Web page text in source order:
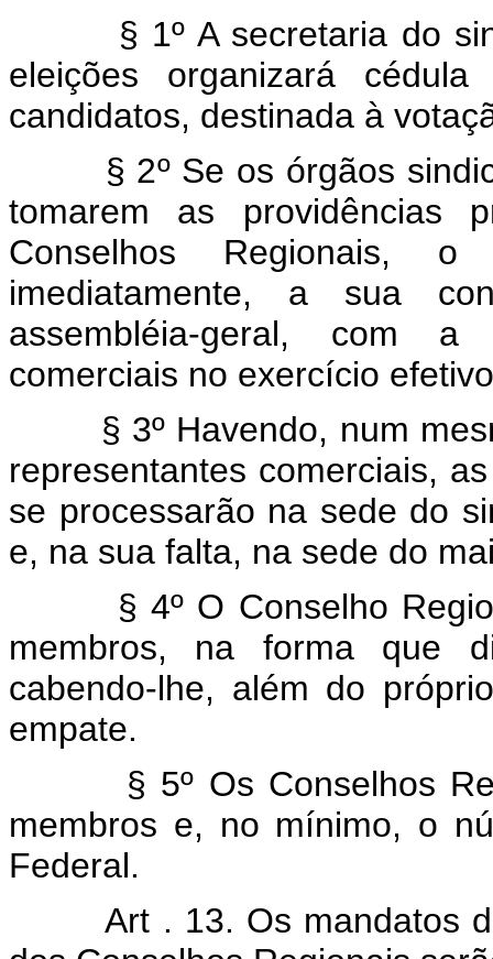
§ 1º A secretaria do
eleições organizará
candidatos, destinada à
§ 2º Se os órgãos
tomarem as providências
Conselhos Regionais, o
imediatamente, a sua
assembléia-geral, com a
comerciais no exercício
§ 3º Havendo, num
representantes comerciais,
se processarão na sede do
e, na sua falta, na sede do
§ 4º O Conselho
membros, na forma que
cabendo-lhe, além do
empate.
§ 5º Os Conselhos
membros e, no mínimo, o
Federal.
Art . 13. Os mandatos